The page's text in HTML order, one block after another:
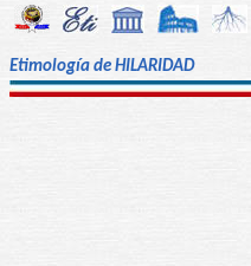
Etimología de HILARIDAD